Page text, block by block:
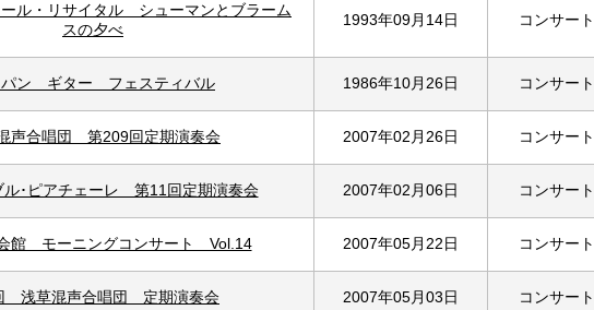
ル・リサイタル シューマンとブラーム
スの夕べ
1993年09月14日 コンサート
パン ギター フェスティバル 1986年10月26日 コンサート
声合唱団 第209回定期演奏会 2007年02月26日 コンサート
ル･ピアチェーレ 第11回定期演奏会 2007年02月06日 コンサート
館 モーニングコンサート Vol.14 2007年05月22日 コンサート
浅草混声合唱団 定期演奏会 2007年05月03日 コンサート